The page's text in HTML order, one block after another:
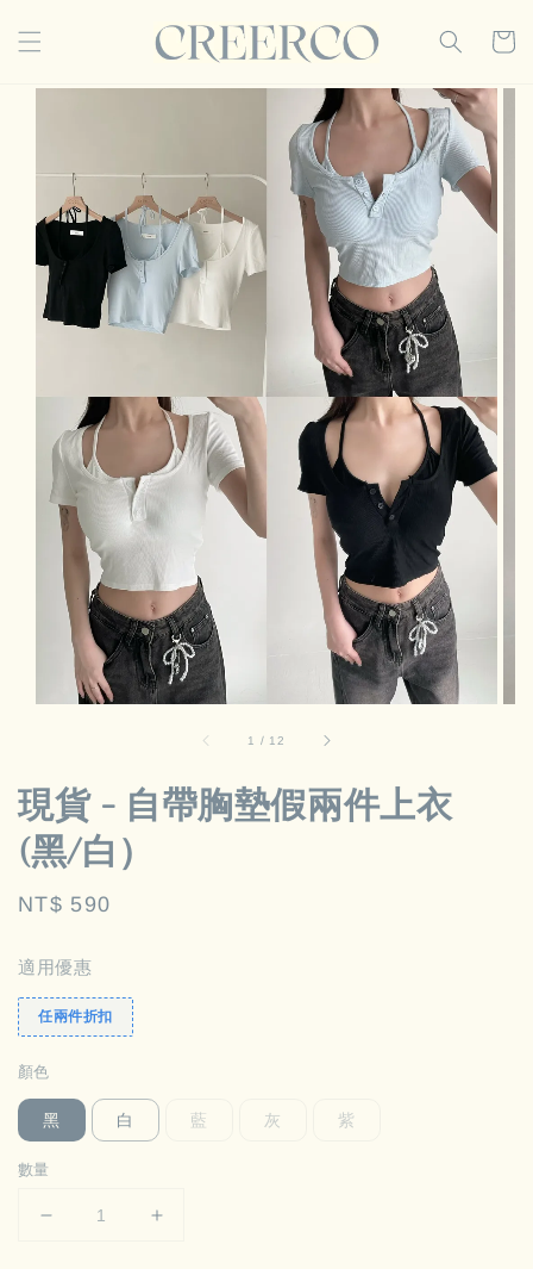
1 / 12
現貨 - 自帶胸墊假兩件上衣
(黑/白）
Regular
NT$ 590
適用優惠
任兩件折扣
顏色
黑 白 藍 灰 紫
數量